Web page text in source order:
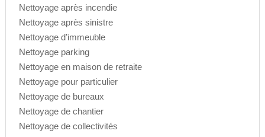
Nettoyage après incendie
Nettoyage après sinistre
Nettoyage d’immeuble
Nettoyage parking
Nettoyage en maison de retraite
Nettoyage pour particulier
Nettoyage de bureaux
Nettoyage de chantier
Nettoyage de collectivités